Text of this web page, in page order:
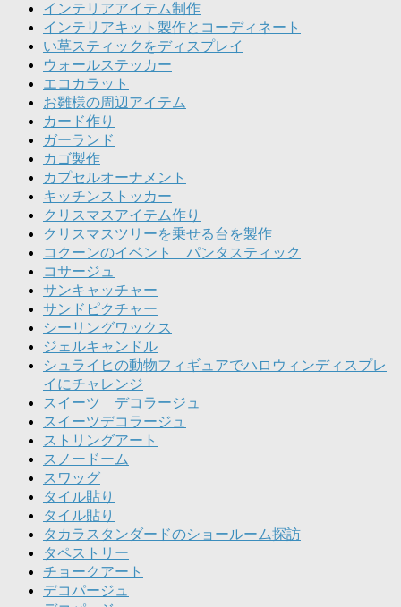
インテリアアイテム制作
インテリアキット製作とコーディネート
い草スティックをディスプレイ
ウォールステッカー
エコカラット
お雛様の周辺アイテム
カード作り
ガーランド
カゴ製作
カプセルオーナメント
キッチンストッカー
クリスマスアイテム作り
クリスマスツリーを乗せる台を製作
コクーンのイベント パンタスティック
コサージュ
サンキャッチャー
サンドピクチャー
シーリングワックス
ジェルキャンドル
シュライヒの動物フィギュアでハロウィンディスプレ
イにチャレンジ
スイーツ デコラージュ
スイーツデコラージュ
ストリングアート
スノードーム
スワッグ
タイル貼り
タイル貼り
タカラスタンダードのショールーム探訪
タペストリー
チョークアート
デコパージュ